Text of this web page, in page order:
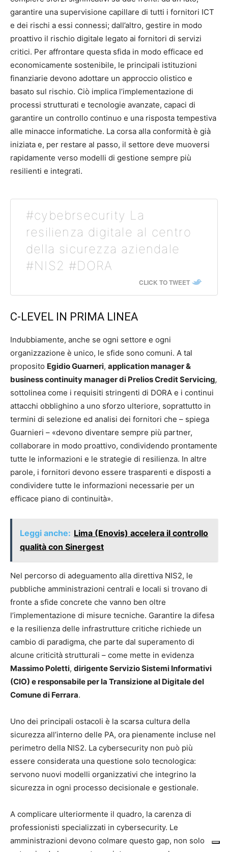
garantire una supervisione capillare di tutti i fornitori ICT
e dei rischi a essi connessi; dall’altro, gestire in modo
proattivo il rischio digitale legato ai fornitori di servizi
critici. Per affrontare questa sfida in modo efficace ed
economicamente sostenibile, le principali istituzioni
finanziarie devono adottare un approccio olistico e
basato sul rischio. Ciò implica l’implementazione di
processi strutturati e tecnologie avanzate, capaci di
garantire un controllo continuo e una risposta tempestiva
alle minacce informatiche. La corsa alla conformità è già
iniziata e, per restare al passo, il settore deve muoversi
rapidamente verso modelli di gestione sempre più
resilienti e integrati.
#cybebrsecurity La
resilienza digitale al centro
della sicurezza aziendale
#NIS2 #DORA
CLICK TO TWEET
C-LEVEL IN PRIMA LINEA
Indubbiamente, anche se ogni settore e ogni
organizzazione è unico, le sfide sono comuni. A tal
proposito Egidio Guarneri, application manager &
business continuity manager di Prelios Credit Servicing,
sottolinea come i requisiti stringenti di DORA e i continui
attacchi obblighino a uno sforzo ulteriore, soprattutto in
termini di selezione ed analisi dei fornitori che – spiega
Guarnieri – «devono diventare sempre più partner,
collaborare in modo proattivo, condividendo prontamente
tutte le informazioni e le strategie di resilienza. In altre
parole, i fornitori devono essere trasparenti e disposti a
condividere tutte le informazioni necessarie per un
efficace piano di continuità».
Leggi anche: Lima (Enovis) accelera il controllo
qualità con Sinergest
Nel percorso di adeguamento alla direttiva NIS2, le
pubbliche amministrazioni centrali e locali si trovano di
fronte a sfide concrete che vanno ben oltre
l’implementazione di misure tecniche. Garantire la difesa
e la resilienza delle infrastrutture critiche richiede un
cambio di paradigma, che parte dal superamento di
alcune criticità strutturali – come mette in evidenza
Massimo Poletti, dirigente Servizio Sistemi Informativi
(CIO) e responsabile per la Transizione al Digitale del
Comune di Ferrara.
Uno dei principali ostacoli è la scarsa cultura della
sicurezza all’interno delle PA, ora pienamente incluse nel
perimetro della NIS2. La cybersecurity non può più
essere considerata una questione solo tecnologica:
servono nuovi modelli organizzativi che integrino la
sicurezza in ogni processo decisionale e gestionale.
A complicare ulteriormente il quadro, la carenza di
professionisti specializzati in cybersecurity. Le
amministrazioni devono colmare questo gap, non solo